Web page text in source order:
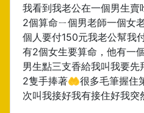
我看到我老公在一個男生
2個算命ㄧ個男老師一個女
個人要付150元我老公幫我
有2個女生要算命，他有一
男生點三支香給我叫我要
2隻手捧著🤲很多毛筆握住
次叫我接好我有接住好我突